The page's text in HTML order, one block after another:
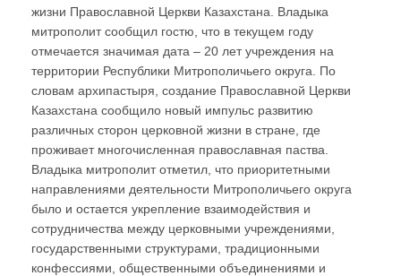
жизни Православной Церкви Казахстана. Владыка
митрополит сообщил гостю, что в текущем году
отмечается значимая дата – 20 лет учреждения на
территории Республики Митрополичьего округа. По
словам архипастыря, создание Православной Церкви
Казахстана сообщило новый импульс развитию
различных сторон церковной жизни в стране, где
проживает многочисленная православная паства.
Владыка митрополит отметил, что приоритетными
направлениями деятельности Митрополичьего округа
было и остается укрепление взаимодействия и
сотрудничества между церковными учреждениями,
государственными структурами, традиционными
конфессиями, общественными объединениями и